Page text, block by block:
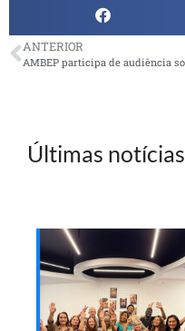
ANTERIOR
Últimas notícias